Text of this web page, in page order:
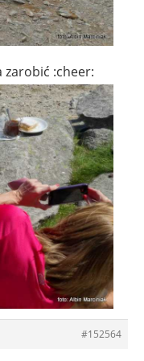
zarobić :cheer:
#152564